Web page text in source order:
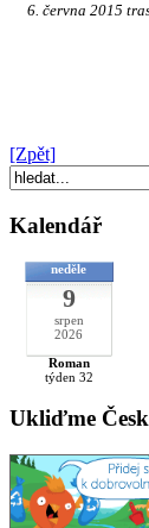
6. června 2015
[Zpět]
Kalendář
neděle
9
srpen
2026
Roman
týden 32
Ukliďme